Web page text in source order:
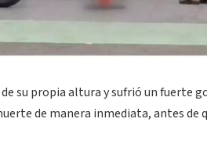
su propia altura y sufrió un fuerte
de manera inmediata, antes de